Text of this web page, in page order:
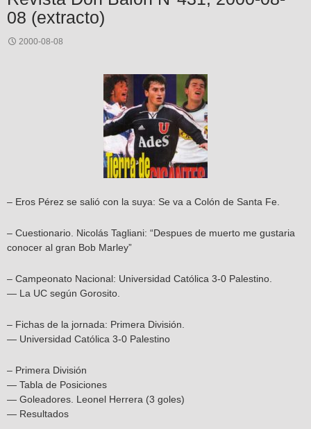
08 (extracto)
2000-08-08
– Eros Pérez se salió con la suya: Se va a Colón de Santa Fe.
– Cuestionario. Nicolás Tagliani: “Despues de muerto me gustaria
conocer al gran Bob Marley”
– Campeonato Nacional: Universidad Católica 3-0 Palestino.
— La UC según Gorosito.
– Fichas de la jornada: Primera División.
— Universidad Católica 3-0 Palestino
– Primera División
— Tabla de Posiciones
— Goleadores. Leonel Herrera (3 goles)
— Resultados